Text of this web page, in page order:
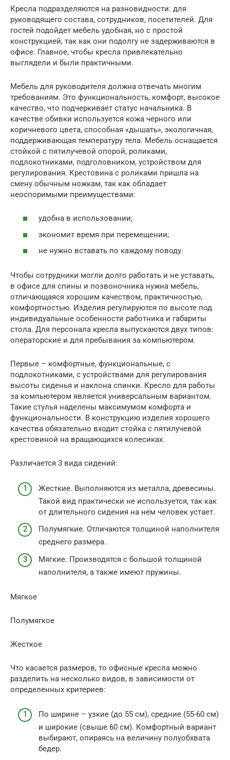
Кресла подразделяются на разновидности: для
руководящего состава, сотрудников, посетителей. Для
гостей подойдет мебель удобная, но с простой
конструкцией, так как они подолгу не задерживаются в
офисе. Главное, чтобы кресла привлекательно
выглядели и были практичными.
Мебель для руководителя должна отвечать многим
требованиям. Это функциональность, комфорт, высокое
качество, что подчеркивает статус начальника. В
качестве обивки используется кожа черного или
коричневого цвета, способная «дышать», экологичная,
поддерживающая температуру тела. Мебель оснащается
стойкой с пятилучевой опорой, роликами,
подлокотниками, подголовником, устройством для
регулирования. Крестовина с роликами пришла на
смену обычным ножкам, так как обладает
неоспоримыми преимуществами:
удобна в использовании;
экономит время при перемещении;
не нужно вставать по каждому поводу.
Чтобы сотрудники могли долго работать и не уставать,
в офисе для спины и позвоночника нужна мебель,
отличающаяся хорошим качеством, практичностью,
комфортностью. Изделия регулируются по высоте под
индивидуальные особенности работника и габариты
стола. Для персонала кресла выпускаются двух типов:
операторские и для пребывания за компьютером.
Первые – комфортные, функциональные, с
подлокотниками, с устройствами для регулирования
высоты сиденья и наклона спинки. Кресло для работы
за компьютером является универсальным вариантом.
Такие стулья наделены максимумом комфорта и
функциональности. В конструкцию изделия хорошего
качества обязательно входит стойка с пятилучевой
крестовиной на вращающихся колесиках.
Различается 3 вида сидений:
Жесткие. Выполняются из металла, древесины.
Такой вид практически не используется, так как
от длительного сидения на нем человек устает.
Полумягкие. Отличаются толщиной наполнителя
среднего размера.
Мягкие. Производятся с большой толщиной
наполнителя, а также имеют пружины.
Мягкое
Полумягкое
Жесткое
Что касается размеров, то офисные кресла можно
разделить на несколько видов, в зависимости от
определенных критериев:
По ширине – узкие (до 55 см), средние (55-60 см)
и широкие (свыше 60 см). Комфортный вариант
выбирают, опираясь на величину полуобхвата
бедер.